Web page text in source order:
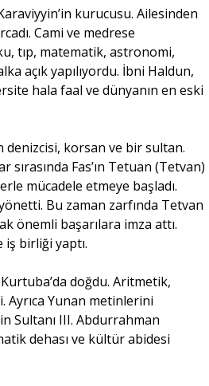
kurucusu. Ailesinden
Cami ve medrese
tıp, matematik, astronomi,
açık yapılıyordu. İbni Haldun,
hala faal ve dünyanın en eski
denizcisi, korsan ve bir sultan.
Fas’ın Tetuan (Tetvan)
mücadele etmeye başladı.
Bu zaman zarfında Tetvan
başarılara imza attı.
iş birliği yaptı.
doğdu. Aritmetik,
Ayrıca Yunan metinlerini
Sultanı III. Abdurrahman
dehası ve kültür abidesi